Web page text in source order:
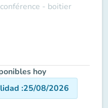
- boitier
hoy
:25/08/2026